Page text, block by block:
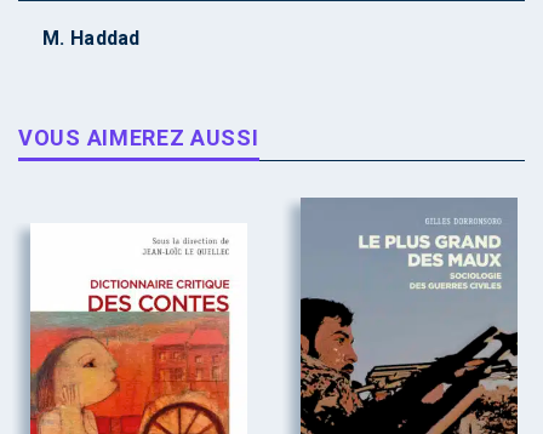
M. Haddad
VOUS AIMEREZ AUSSI